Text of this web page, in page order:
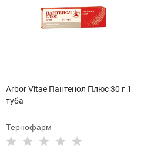
Arbor Vitae Пантенол Плюс 30 г 1
туба
Тернофарм